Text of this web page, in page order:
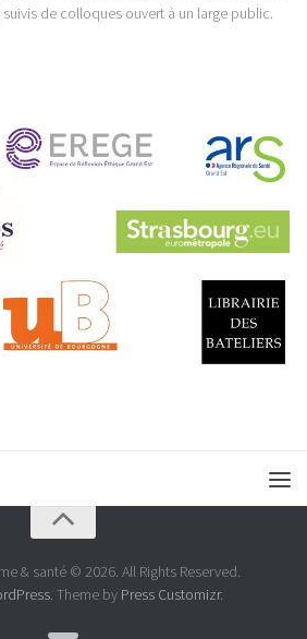
de colloques ouvert à un large public.
& santé © 2026. All Rights Reserved.
. Theme by Press Customizr.